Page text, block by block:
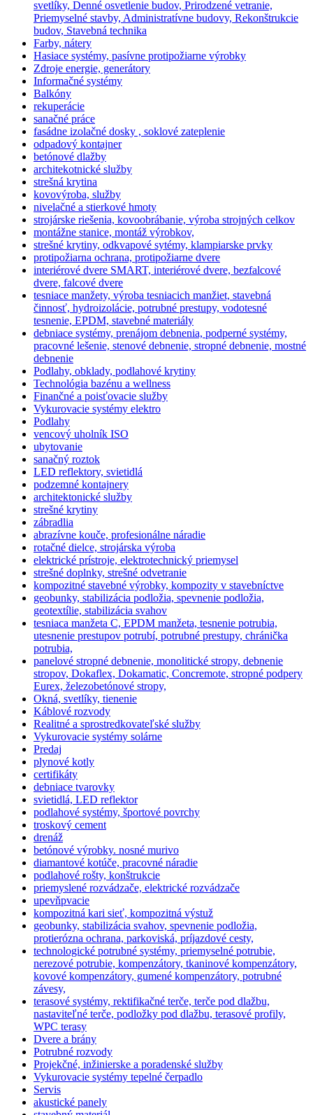
svetlíky, Denné osvetlenie budov, Prirodzené vetranie,
Priemyselné stavby, Administratívne budovy, Rekonštrukcie
budov, Stavebná technika
Farby, nátery
Hasiace systémy, pasívne protipožiarne výrobky
Zdroje energie, generátory
Informačné systémy
Balkóny
rekuperácie
sanačné práce
fasádne izolačné dosky , soklové zateplenie
odpadový kontajner
betónové dlažby
architekotnické služby
strešná krytina
kovovýroba, služby
nivelačné a stierkové hmoty
strojárske riešenia, kovoobrábanie, výroba strojných celkov
montážne stanice, montáž výrobkov,
strešné krytiny, odkvapové sytémy, klampiarske prvky
protipožiarna ochrana, protipožiarne dvere
interiérové dvere SMART, interiérové dvere, bezfalcové
dvere, falcové dvere
tesniace manžety, výroba tesniacich manžiet, stavebná
činnosť, hydroizolácie, potrubné prestupy, vodotesné
tesnenie, EPDM, stavebné materiály
debniace systémy, prenájom debnenia, podperné systémy,
pracovné lešenie, stenové debnenie, stropné debnenie, mostné
debnenie
Podlahy, obklady, podlahové krytiny
Technológia bazénu a wellness
Finančné a poisťovacie služby
Vykurovacie systémy elektro
Podlahy
vencový uholník ISO
ubytovanie
sanačný roztok
LED reflektory, svietidlá
podzemné kontajnery
architektonické služby
strešné krytiny
zábradlia
abrazívne kouče, profesionálne náradie
rotačné dielce, strojárska výroba
elektrické prístroje, elektrotechnický priemysel
strešné doplnky, strešné odvetranie
kompozitné stavebné výrobky, kompozity v stavebníctve
geobunky, stabilizácia podložia, spevnenie podložia,
geotextílie, stabilizácia svahov
tesniaca manžeta C, EPDM manžeta, tesnenie potrubia,
utesnenie prestupov potrubí, potrubné prestupy, chránička
potrubia,
panelové stropné debnenie, monolitické stropy, debnenie
stropov, Dokaflex, Dokamatic, Concremote, stropné podpery
Eurex, železobetónové stropy,
Okná, svetlíky, tienenie
Káblové rozvody
Realitné a sprostredkovateľské služby
Vykurovacie systémy solárne
Predaj
plynové kotly
certifikáty
debniace tvarovky
svietidlá, LED reflektor
podlahové systémy, športové povrchy
troskový cement
drenáž
betónové výrobky. nosné murivo
diamantové kotúče, pracovné náradie
podlahové rošty, konštrukcie
priemyslené rozvádzače, elektrické rozvádzače
upevňpvacie
kompozitná kari sieť, kompozitná výstuž
geobunky, stabilizácia svahov, spevnenie podložia,
protierózna ochrana, parkoviská, príjazdové cesty,
technologické potrubné systémy, priemyselné potrubie,
nerezové potrubie, kompenzátory, tkaninové kompenzátory,
kovové kompenzátory, gumené kompenzátory, potrubné
závesy,
terasové systémy, rektifikačné terče, terče pod dlažbu,
nastaviteľné terče, podložky pod dlažbu, terasové profily,
WPC terasy
Dvere a brány
Potrubné rozvody
Projekčné, inžinierske a poradenské služby
Vykurovacie systémy tepelné čerpadlo
Servis
akustické panely